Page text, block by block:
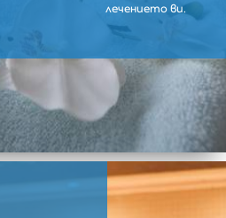
лечението ви.